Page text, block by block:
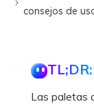
consejos de
TL;DR:
Las paletas